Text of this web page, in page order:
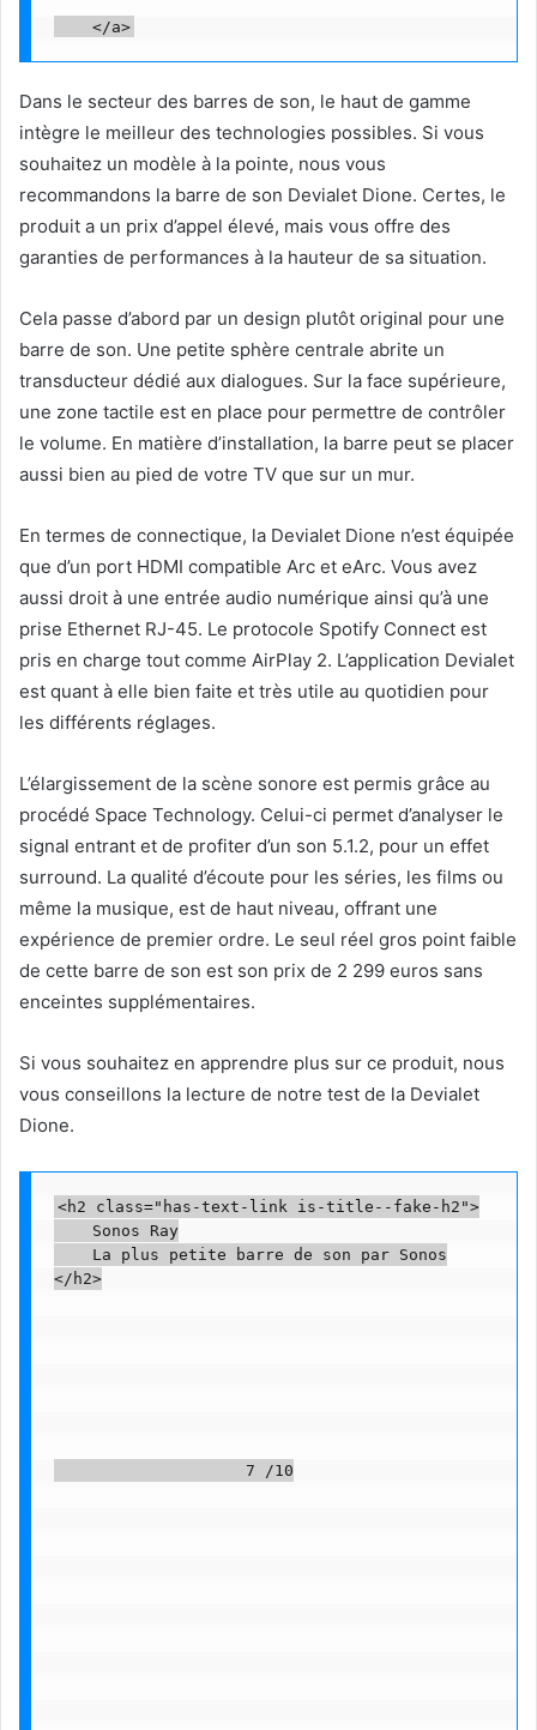
    </a>
Dans le secteur des barres de son, le haut de gamme
intègre le meilleur des technologies possibles. Si vous
souhaitez un modèle à la pointe, nous vous
recommandons la barre de son Devialet Dione. Certes, le
produit a un prix d’appel élevé, mais vous offre des
garanties de performances à la hauteur de sa situation.
Cela passe d’abord par un design plutôt original pour une
barre de son. Une petite sphère centrale abrite un
transducteur dédié aux dialogues. Sur la face supérieure,
une zone tactile est en place pour permettre de contrôler
le volume. En matière d’installation, la barre peut se placer
aussi bien au pied de votre TV que sur un mur.
En termes de connectique, la Devialet Dione n’est équipée
que d’un port HDMI compatible Arc et eArc. Vous avez
aussi droit à une entrée audio numérique ainsi qu’à une
prise Ethernet RJ-45. Le protocole Spotify Connect est
pris en charge tout comme AirPlay 2. L’application Devialet
est quant à elle bien faite et très utile au quotidien pour
les différents réglages.
L’élargissement de la scène sonore est permis grâce au
procédé Space Technology. Celui-ci permet d’analyser le
signal entrant et de profiter d’un son 5.1.2, pour un effet
surround. La qualité d’écoute pour les séries, les films ou
même la musique, est de haut niveau, offrant une
expérience de premier ordre. Le seul réel gros point faible
de cette barre de son est son prix de 2 299 euros sans
enceintes supplémentaires.
Si vous souhaitez en apprendre plus sur ce produit, nous
vous conseillons la lecture de notre test de la Devialet
Dione.
<h2 class="has-text-link is-title--fake-h2">
    Sonos Ray
    La plus petite barre de son par Sonos
</h2>
                    7 /10